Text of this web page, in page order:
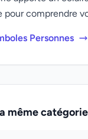
comprendre
Personnes
même catégorie